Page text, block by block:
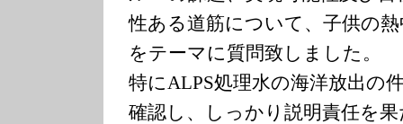
性ある道筋について、子供の
をテーマに質問致しました。
特にALPS処理水の海洋放出の
確認し、しっかり説明責任を